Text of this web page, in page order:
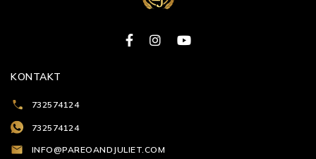
KONTAKT
732574124
732574124
INFO@PAREOANDJULIET.COM